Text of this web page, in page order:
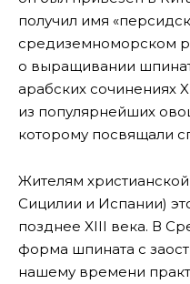
получил имя
средиземноморском
о выращивании
арабских сочинениях
из популярнейших
которому посвящали
Жителям
Сицилии и Испании)
позднее XIII века. В
форма шпината с
нашему времени